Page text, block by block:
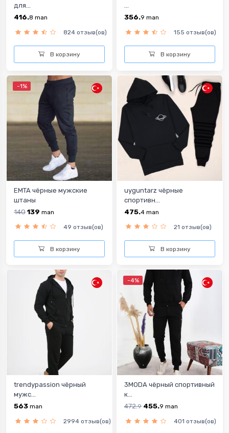
для...
416.8 man
824 отзыв(ов)
В корзину
356.9 man
155 отзыв(ов)
В корзину
-1%
EMTA чёрные мужские
штаны
140139 man
49 отзыв(ов)
В корзину
uyguntarz чёрные
спортивн...
475.4 man
21 отзыв(ов)
В корзину
trendypassion чёрный
мужс...
563 man
2994 отзыв(ов)
-4%
3MODA чёрный спортивный
к...
472.9 455.9 man
401 отзыв(ов)